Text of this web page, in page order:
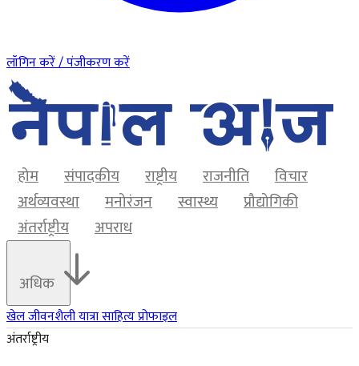
लॉगिन करें / पंजीकरण करें
होम संपादकीय राष्ट्रीय राजनीति
विचार
अर्थव्यवस्था
मनोरंजन स्वास्थ्य
प्रौद्योगिकी
अंतर्राष्ट्रीय
अपराध
अधिक
खेलजीवनशैलीयात्रासाहित्यप्रोफाइल
अंतर्राष्ट्रीय